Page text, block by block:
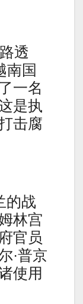
透
南国
一名
是执
击腐
的战
林宫
官员
·普京
使用